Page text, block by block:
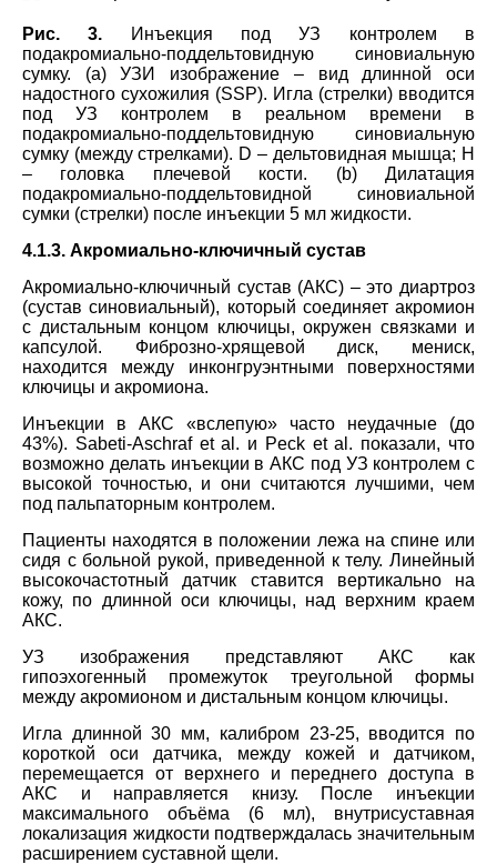
Рис. 3. Инъекция под УЗ контролем в
подакромиально-поддельтовидную синовиальную
сумку. (а) УЗИ изображение – вид длинной оси
надостного сухожилия (SSP). Игла (стрелки) вводится
под УЗ контролем в реальном времени в
подакромиально-поддельтовидную синовиальную
сумку (между стрелками). D – дельтовидная мышца; Н
– головка плечевой кости. (b) Дилатация
подакромиально-поддельтовидной синовиальной
сумки (стрелки) после инъекции 5 мл жидкости.
4.1.3. Акромиально-ключичный сустав
Акромиально-ключичный сустав (АКС) – это диартроз
(сустав синовиальный), который соединяет акромион
с дистальным концом ключицы, окружен связками и
капсулой. Фиброзно-хрящевой диск, мениск,
находится между инконгруэнтными поверхностями
ключицы и акромиона.
Инъекции в АКС «вслепую» часто неудачные (до
43%). Sabeti-Aschraf et al. и Peck et al. показали, что
возможно делать инъекции в АКС под УЗ контролем с
высокой точностью, и они считаются лучшими, чем
под пальпаторным контролем.
Пациенты находятся в положении лежа на спине или
сидя с больной рукой, приведенной к телу. Линейный
высокочастотный датчик ставится вертикально на
кожу, по длинной оси ключицы, над верхним краем
АКС.
УЗ изображения представляют АКС как
гипоэхогенный промежуток треугольной формы
между акромионом и дистальным концом ключицы.
Игла длинной 30 мм, калибром 23-25, вводится по
короткой оси датчика, между кожей и датчиком,
перемещается от верхнего и переднего доступа в
АКС и направляется книзу. После инъекции
максимального объёма (6 мл), внутрисуставная
локализация жидкости подтверждалась значительным
расширением суставной щели.